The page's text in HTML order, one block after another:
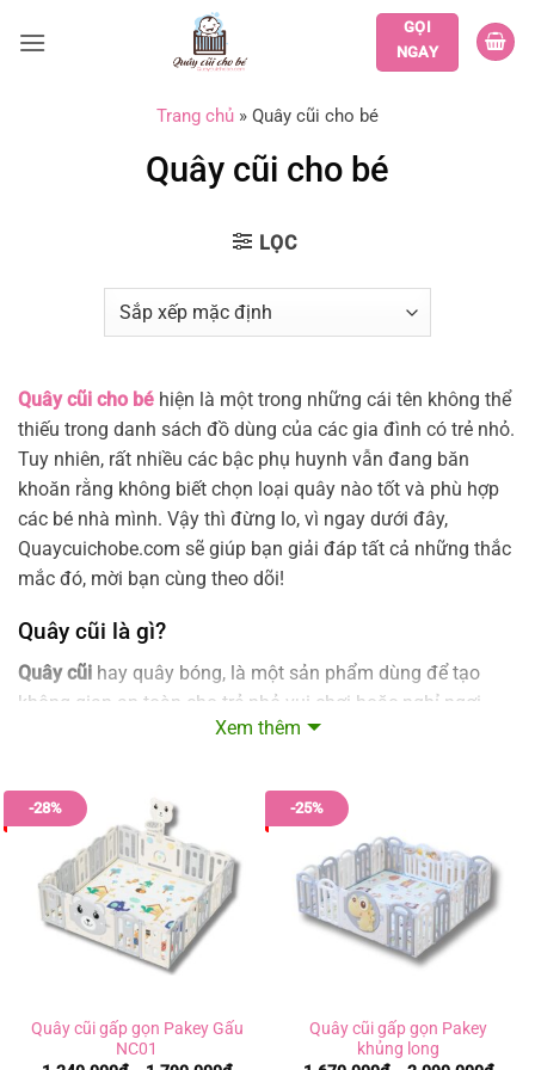
qua
GỌI
NGAY
Trang chủ » Quây cũi cho bé
Quây cũi cho bé
LỌC
Quây cũi cho bé hiện là một trong những cái tên không thể
thiếu trong danh sách đồ dùng của các gia đình có trẻ nhỏ.
Tuy nhiên, rất nhiều các bậc phụ huynh vẫn đang băn
khoăn rằng không biết chọn loại quây nào tốt và phù hợp
các bé nhà mình. Vậy thì đừng lo, vì ngay dưới đây,
Quaycuichobe.com sẽ giúp bạn giải đáp tất cả những thắc
mắc đó, mời bạn cùng theo dõi!
Quây cũi là gì?
Quây cũi hay quây bóng, là một sản phẩm dùng để tạo
không gian an toàn cho trẻ nhỏ vui chơi hoặc nghỉ ngơi.
Quây cũi cho bé thường được làm từ nhựa, gỗ, vải hoặc
rào, giúp bé không bò hoặc đi ra ngoài khu vực nguy hiểm
khi không có sự giám sát trực tiếp của người lớn.
Xem thêm
-28%
Quây cũi gấp gọn Pakey Gấu
NC01
-25%
Quây cũi gấp gọn Pakey
khủng long